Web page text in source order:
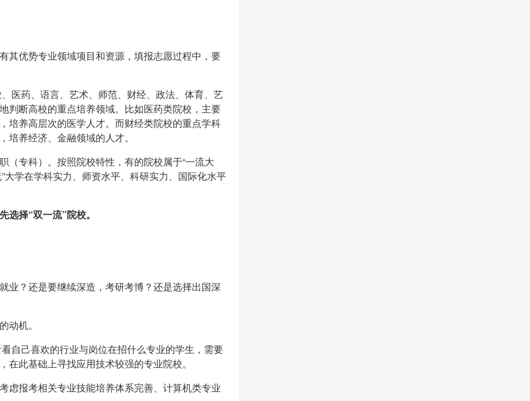
其优势专业领域项目和资源，填报志愿过程中，要
医药、语言、艺术、师范、财经、政法、体育、艺
判断高校的重点培养领域。比如医药类院校，主要
培养高层次的医学人才。而财经类院校的重点学科
养经济、金融领域的人才。
（专科）。按照院校特性，有的院校属于“一流大
大学在学科实力、师资水平、科研实力、国际化水平
选择“双一流”院校。
业？还是要继续深造，考研考博？还是选择出国深
动机。
自己喜欢的行业与岗位在招什么专业的学生，需要
此基础上寻找应用技术较强的专业院校。
虑报考相关专业技能培养体系完善、计算机类专业